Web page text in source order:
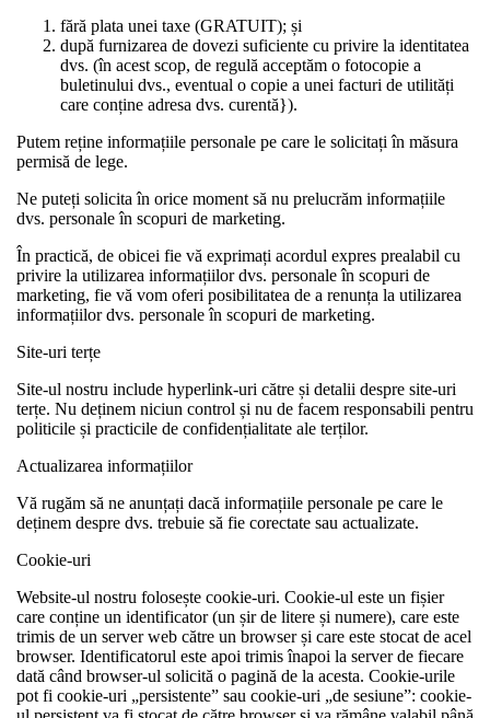
fără plata unei taxe (GRATUIT); și
după furnizarea de dovezi suficiente cu privire la identitatea
dvs. (în acest scop, de regulă acceptăm o fotocopie a
buletinului dvs., eventual o copie a unei facturi de utilități
care conține adresa dvs. curentă}).
Putem reține informațiile personale pe care le solicitați în măsura
permisă de lege.
Ne puteți solicita în orice moment să nu prelucrăm informațiile
dvs. personale în scopuri de marketing.
În practică, de obicei fie vă exprimați acordul expres prealabil cu
privire la utilizarea informațiilor dvs. personale în scopuri de
marketing, fie vă vom oferi posibilitatea de a renunța la utilizarea
informațiilor dvs. personale în scopuri de marketing.
Site-uri terțe
Site-ul nostru include hyperlink-uri către și detalii despre site-uri
terțe. Nu deținem niciun control și nu de facem responsabili pentru
politicile și practicile de confidențialitate ale terților.
Actualizarea informațiilor
Vă rugăm să ne anunțați dacă informațiile personale pe care le
deținem despre dvs. trebuie să fie corectate sau actualizate.
Cookie-uri
Website-ul nostru folosește cookie-uri. Cookie-ul este un fișier
care conține un identificator (un șir de litere și numere), care este
trimis de un server web către un browser și care este stocat de acel
browser. Identificatorul este apoi trimis înapoi la server de fiecare
dată când browser-ul solicită o pagină de la acesta. Cookie-urile
pot fi cookie-uri „persistente” sau cookie-uri „de sesiune”: cookie-